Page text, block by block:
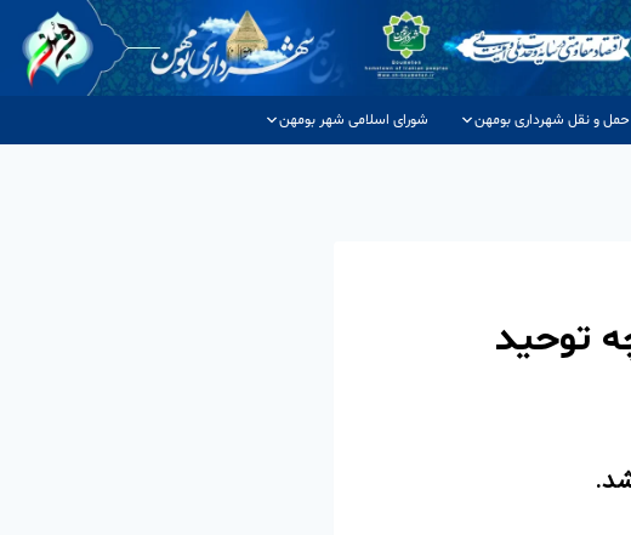
و نقل شهرداری بومهن شورای اسلامی شهر بومهن
توحید